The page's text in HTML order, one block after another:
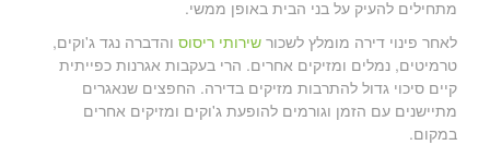
מתחילים להעיק על בני הבית באופן ממשי.
לאחר פינוי דירה מומלץ לשכור שירותי ריסוס והדברה נגד ג'וקים,
טרמיטים, נמלים ומזיקים אחרים. הרי בעקבות אגרנות כפייתית
קיים סיכוי גדול להתרבות מזיקים בדירה. החפצים שנאגרים
מתיישנים עם הזמן וגורמים להופעת ג'וקים ומזיקים אחרים
במקום.